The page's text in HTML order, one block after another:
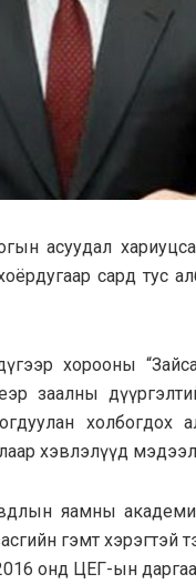
асуудал
хоёрдугаар сард
хорооны
заалны
холбогдох
хэвлэлүүд
яамны академи
засгийн гэмт
онд ЦЕГ-ын